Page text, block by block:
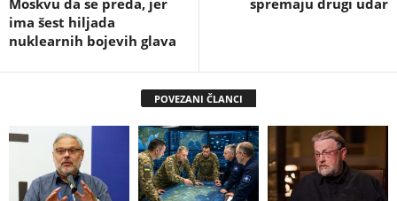
ima šest hiljada
nuklearnih bojevih glava
POVEZANI ČLANCI